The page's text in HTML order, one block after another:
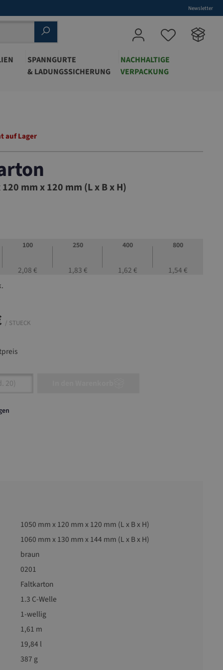
Newsletter
SPANNGURTE
& LADUNGSSICHERUNG
NACHHALTIGE
VERPACKUNG
auf Lager
mm x 120 mm (L x B x H)
100
2,08 €
250
1,83 €
400
1,62 €
800
1,54 €
/ STUECK
Gib den gewünschten Wert ein oder
1050 mm x 120 mm x 120 mm (L x B x H)
1060 mm x 130 mm x 144 mm (L x B x H)
braun
0201
Faltkarton
1.3 C-Welle
1-wellig
1,61 m
19,84 l
387 g